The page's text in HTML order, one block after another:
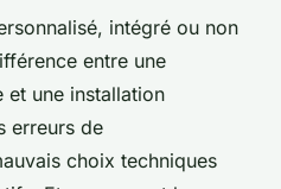
intégré ou non
entre une
et une installation
erreurs de
choix techniques